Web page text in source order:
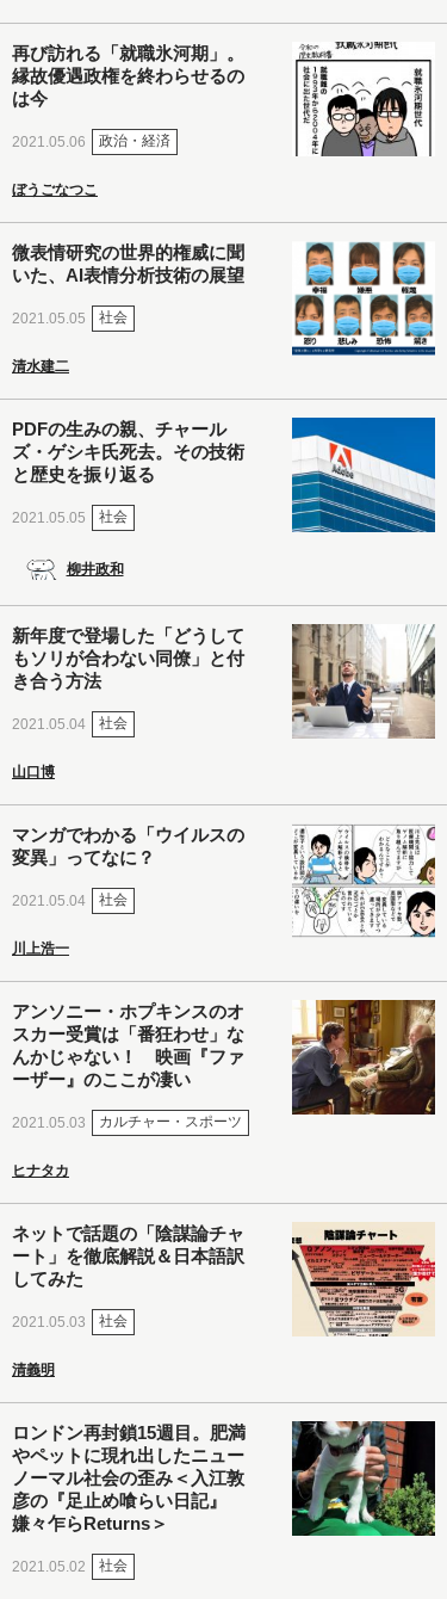
再び訪れる「就職氷河期」。
縁故優遇政権を終わらせるの
は今
2021.05.06 政治・経済
ぼうごなつこ
微表情研究の世界的権威に聞
いた、AI表情分析技術の展望
2021.05.05 社会
清水建二
PDFの生みの親、チャール
ズ・ゲシキ氏死去。その技術
と歴史を振り返る
2021.05.05 社会
柳井政和
新年度で登場した「どうして
もソリが合わない同僚」と付
き合う方法
2021.05.04 社会
山口博
マンガでわかる「ウイルスの
変異」ってなに？
2021.05.04 社会
川上浩一
アンソニー・ホプキンスのオ
スカー受賞は「番狂わせ」な
んかじゃない！ 映画『ファ
ーザー』のここが凄い
2021.05.03 カルチャー・スポーツ
ヒナタカ
ネットで話題の「陰謀論チャ
ート」を徹底解説＆日本語訳
してみた
2021.05.03 社会
清義明
ロンドン再封鎖15週目。肥満
やペットに現れ出したニュー
ノーマル社会の歪み＜入江敦
彦の『足止め喰らい日記』
嫌々乍らReturns＞
2021.05.02 社会